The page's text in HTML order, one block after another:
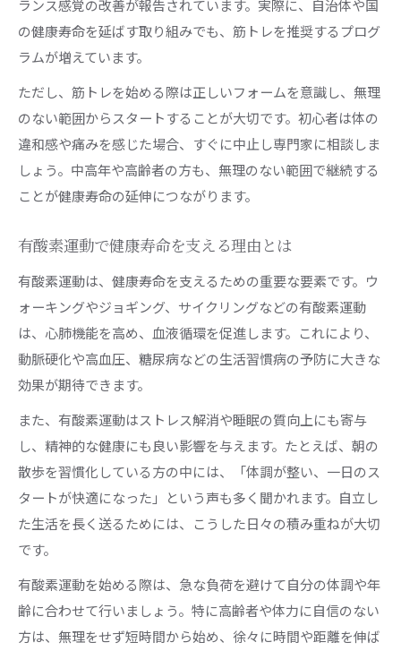
ランス感覚の改善が報告されています。実際に、自治体や国
の健康寿命を延ばす取り組みでも、筋トレを推奨するプログ
ラムが増えています。
ただし、筋トレを始める際は正しいフォームを意識し、無理
のない範囲からスタートすることが大切です。初心者は体の
違和感や痛みを感じた場合、すぐに中止し専門家に相談しま
しょう。中高年や高齢者の方も、無理のない範囲で継続する
ことが健康寿命の延伸につながります。
有酸素運動で健康寿命を支える理由とは
有酸素運動は、健康寿命を支えるための重要な要素です。ウ
ォーキングやジョギング、サイクリングなどの有酸素運動
は、心肺機能を高め、血液循環を促進します。これにより、
動脈硬化や高血圧、糖尿病などの生活習慣病の予防に大きな
効果が期待できます。
また、有酸素運動はストレス解消や睡眠の質向上にも寄与
し、精神的な健康にも良い影響を与えます。たとえば、朝の
散歩を習慣化している方の中には、「体調が整い、一日のス
タートが快適になった」という声も多く聞かれます。自立し
た生活を長く送るためには、こうした日々の積み重ねが大切
です。
有酸素運動を始める際は、急な負荷を避けて自分の体調や年
齢に合わせて行いましょう。特に高齢者や体力に自信のない
方は、無理をせず短時間から始め、徐々に時間や距離を伸ば